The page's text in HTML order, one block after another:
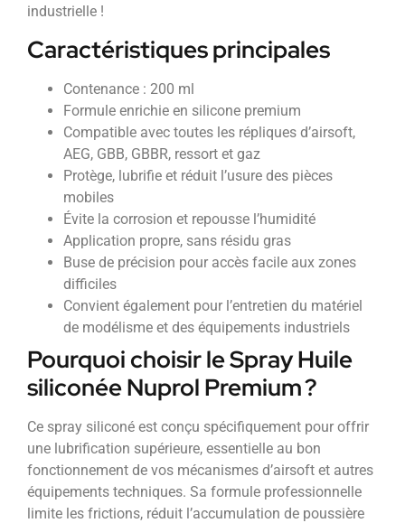
industrielle !
Caractéristiques principales
Contenance : 200 ml
Formule enrichie en silicone premium
Compatible avec toutes les répliques d’airsoft,
AEG, GBB, GBBR, ressort et gaz
Protège, lubrifie et réduit l’usure des pièces
mobiles
Évite la corrosion et repousse l’humidité
Application propre, sans résidu gras
Buse de précision pour accès facile aux zones
difficiles
Convient également pour l’entretien du matériel
de modélisme et des équipements industriels
Pourquoi choisir le Spray Huile
siliconée Nuprol Premium ?
Ce spray siliconé est conçu spécifiquement pour offrir
une lubrification supérieure, essentielle au bon
fonctionnement de vos mécanismes d’airsoft et autres
équipements techniques. Sa formule professionnelle
limite les frictions, réduit l’accumulation de poussière